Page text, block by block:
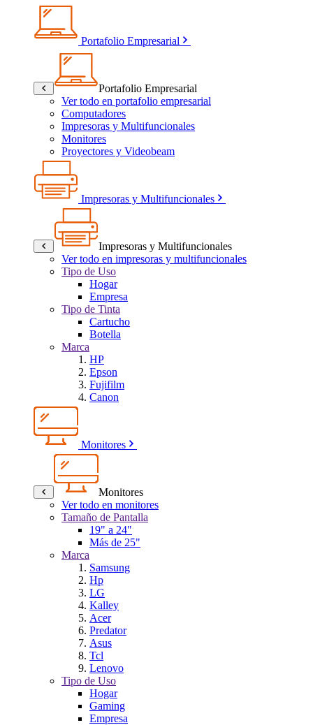
Portafolio Empresarial
Portafolio Empresarial
Ver todo en portafolio empresarial
Computadores
Impresoras y Multifuncionales
Monitores
Proyectores y Videobeam
Impresoras y Multifuncionales
Impresoras y Multifuncionales
Ver todo en impresoras y multifuncionales
Tipo de Uso
Hogar
Empresa
Tipo de Tinta
Cartucho
Botella
Marca
HP
Epson
Fujifilm
Canon
Monitores
Monitores
Ver todo en monitores
Tamaño de Pantalla
19" a 24"
Más de 25"
Marca
Samsung
Hp
LG
Kalley
Acer
Predator
Asus
Tcl
Lenovo
Tipo de Uso
Hogar
Gaming
Empresa